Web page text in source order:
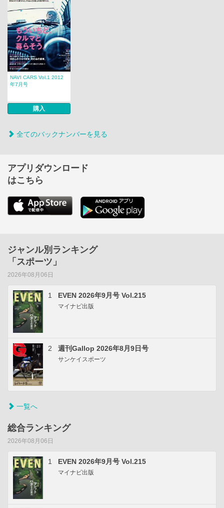
NAVI CARS Vol.1 2012
年7月号
購入
全てのバックナンバーを見る
アプリダウンロード
はこちら
ジャンル別ランキング
「スポーツ」
2026年08月06日
1 EVEN 2026年9月号 Vol.215
マイナビ出版
2 週刊Gallop 2026年8月9日号
サンケイスポーツ
一覧へ
総合ランキング
2026年08月06日
1 EVEN 2026年9月号 Vol.215
マイナビ出版